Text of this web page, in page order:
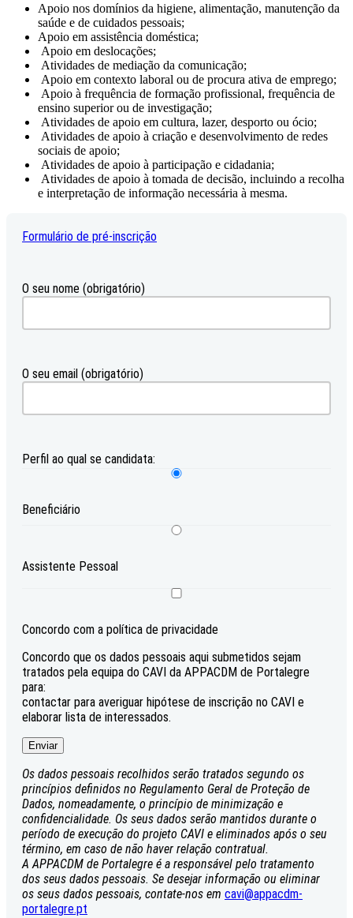
Apoio nos domínios da higiene, alimentação, manutenção da
saúde e de cuidados pessoais;
Apoio em assistência doméstica;
Apoio em deslocações;
Atividades de mediação da comunicação;
Apoio em contexto laboral ou de procura ativa de emprego;
Apoio à frequência de formação profissional, frequência de
ensino superior ou de investigação;
Atividades de apoio em cultura, lazer, desporto ou ócio;
Atividades de apoio à criação e desenvolvimento de redes
sociais de apoio;
Atividades de apoio à participação e cidadania;
Atividades de apoio à tomada de decisão, incluindo a recolha
e interpretação de informação necessária à mesma.
Formulário de pré-inscrição
O seu nome (obrigatório)
O seu email (obrigatório)
Perfil ao qual se candidata:
Beneficiário
Assistente Pessoal
Concordo com a política de privacidade
Concordo que os dados pessoais aqui submetidos sejam
tratados pela equipa do CAVI da APPACDM de Portalegre
para:
contactar para averiguar hipótese de inscrição no CAVI e
elaborar lista de interessados.
Os dados pessoais recolhidos serão tratados segundo os
princípios definidos no Regulamento Geral de Proteção de
Dados, nomeadamente, o princípio de minimização e
confidencialidade. Os seus dados serão mantidos durante o
período de execução do projeto CAVI e eliminados após o seu
término, em caso de não haver relação contratual.
A APPACDM de Portalegre é a responsável pelo tratamento
dos seus dados pessoais. Se desejar informação ou eliminar
os seus dados pessoais, contate-nos em cavi@appacdm-
portalegre.pt